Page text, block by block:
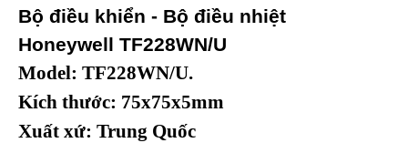
Bộ điều khiển - Bộ điều nhiệt
Honeywell TF228WN/U
Model: TF228WN/U.
Kích thước: 75x75x5mm
Xuất xứ: Trung Quốc